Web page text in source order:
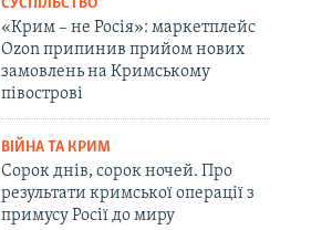
СУСПІЛЬСТВО
«Крим – не Росія»: маркетплейс
Ozon припинив прийом нових
замовлень на Кримському
півострові
ВІЙНА ТА КРИМ
Сорок днів, сорок ночей. Про
результати кримської операції з
примусу Росії до миру